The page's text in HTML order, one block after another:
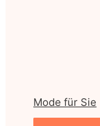
Mode für Sie